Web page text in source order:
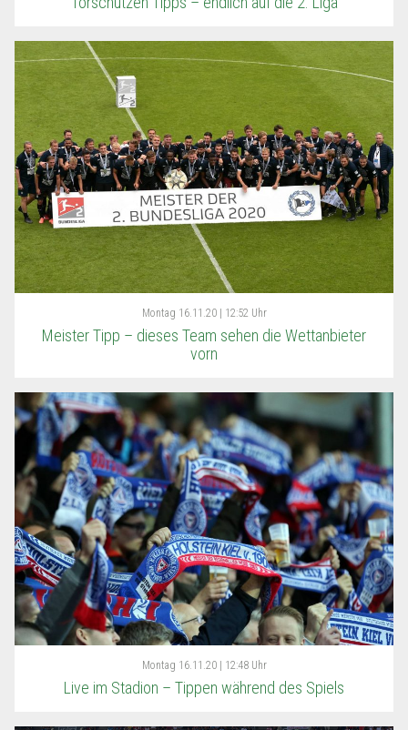
Montag 16.11.20 | 12:52 Uhr
Meister Tipp – dieses Team sehen die Wettanbieter
vorn
Montag 16.11.20 | 12:48 Uhr
Live im Stadion – Tippen während des Spiels